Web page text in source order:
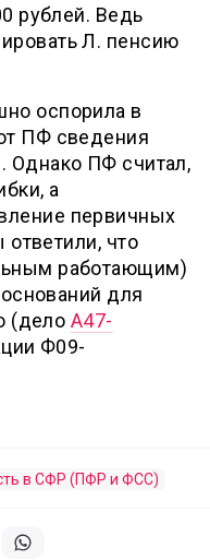
рублей. Ведь
Л. пенсию
оспорила в
ПФ сведения
Однако ПФ считал,
а
первичных
что
работающим)
для
(дело А47-
Ф09-
в СФР (ПФР и ФСС)
в телеграм
Поделиться в whatsapp